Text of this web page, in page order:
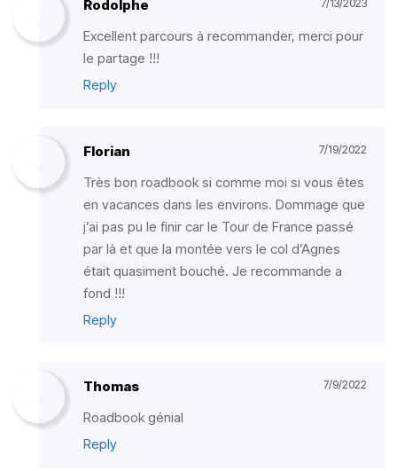
Rodolphe 7/13/2023
Excellent parcours à recommander, merci pour
le partage !!!
Reply
Florian 7/19/2022
Très bon roadbook si comme moi si vous êtes
en vacances dans les environs. Dommage que
j’ai pas pu le finir car le Tour de France passé
par là et que la montée vers le col d’Agnes
était quasiment bouché. Je recommande a
fond !!!
Reply
Thomas 7/9/2022
Roadbook génial
Reply